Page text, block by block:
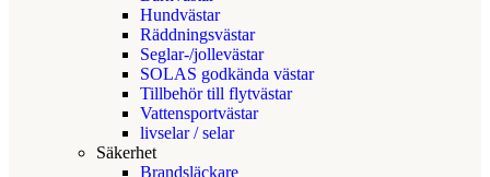
Hundvästar
Räddningsvästar
Seglar-/jollevästar
SOLAS godkända västar
Tillbehör till flytvästar
Vattensportvästar
livselar / selar
Säkerhet
Brandsläckare